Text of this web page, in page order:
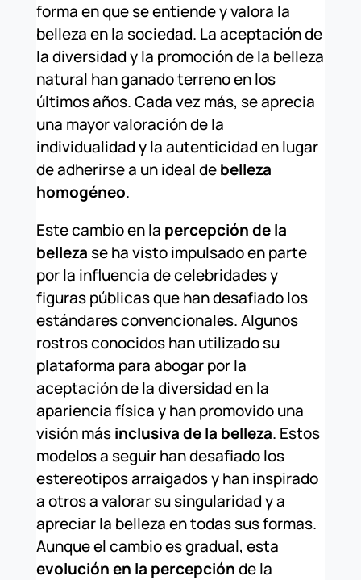
forma en que se entiende y valora la
belleza en la sociedad. La aceptación de
la diversidad y la promoción de la belleza
natural han ganado terreno en los
últimos años. Cada vez más, se aprecia
una mayor valoración de la
individualidad y la autenticidad en lugar
de adherirse a un ideal debelleza
homogéneo.
Este cambio en la percepción de la
belleza se ha visto impulsado en parte
por la influencia de celebridades y
figuras públicas que han desafiado los
estándares convencionales. Algunos
rostros conocidos han utilizado su
plataforma para abogar por la
aceptación de la diversidad en la
apariencia física y han promovido una
visión másinclusiva de la belleza. Estos
modelos a seguir han desafiado los
estereotipos arraigados y han inspirado
a otros a valorar su singularidad y a
apreciar la belleza en todas sus formas.
Aunque el cambio es gradual, esta
evolución en la percepciónde la